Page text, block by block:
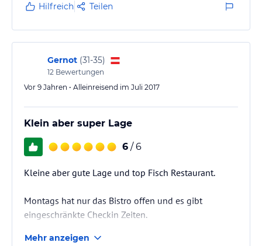
Hilfreich Teilen
Gernot (31-35)
12 Bewertungen
Vor 9 Jahren • Alleinreisend im Juli 2017
Klein aber super Lage
6 / 6
Kleine aber gute Lage und top Fisch Restaurant.
Montags hat nur das Bistro offen und es gibt
eingeschränkte Checkin Zeiten.
Mehr anzeigen